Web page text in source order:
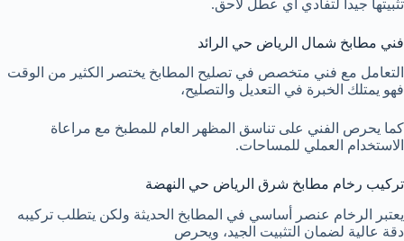
تثبيتها جيدا لتفادي أي عطل لاحق.
فني مطابخ شمال الرياض حي الرائد
التعامل مع فني متخصص في تصليح المطابخ يختصر الكثير من الوقت
فهو يمتلك الخبرة في التعديل والتصليح،
كما يحرص الفني على تناسق المظهر العام للمطبخ مع مراعاة
الاستخدام العملي للمساحات.
تركيب رخام مطابخ شرق الرياض حي النهضة
يعتبر الرخام عنصر أساسي في المطابخ الحديثة ولكن يتطلب تركيبه
دقة عالية لضمان التثبيت الجيد، ويحرص